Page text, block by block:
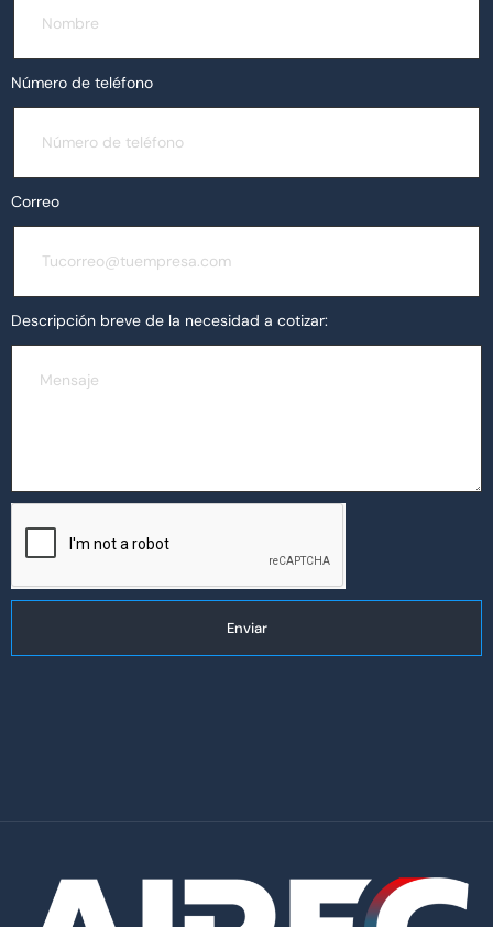
Número de teléfono
Correo
Descripción breve de la necesidad a cotizar:
Enviar